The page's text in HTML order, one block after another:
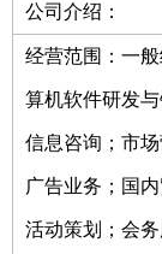
公司类型
公司介绍：
经营范围：一
算机软件研发
信息咨询；市
广告业务；国
活动策划；会